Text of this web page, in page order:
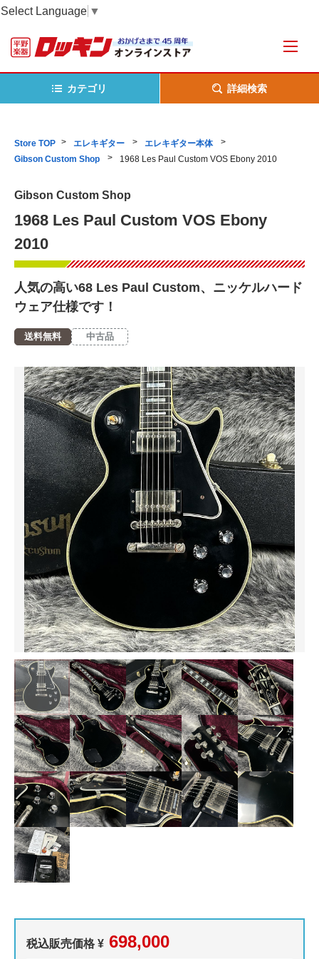
Select Language ▼
カテゴリ 詳細検索
Store TOP エレキギター
エレキギター本体
Gibson Custom Shop
1968 Les Paul Custom VOS Ebony 2010
Gibson Custom Shop
1968 Les Paul Custom VOS Ebony
2010
人気の高い68 Les Paul Custom、ニッケルハード
ウェア仕様です！
送料無料 中古品
税込販売価格 ¥ 698,000